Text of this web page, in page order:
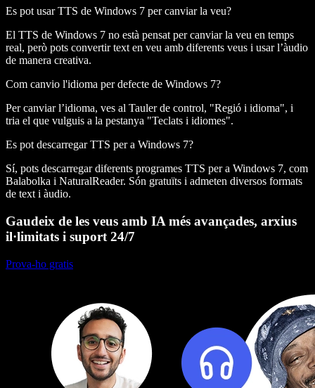
Es pot usar TTS de Windows 7 per canviar la veu?
El TTS de Windows 7 no està pensat per canviar la veu en temps
real, però pots convertir text en veu amb diferents veus i usar l’àudio
de manera creativa.
Com canvio l'idioma per defecte de Windows 7?
Per canviar l’idioma, ves al Tauler de control, "Regió i idioma", i
tria el que vulguis a la pestanya "Teclats i idiomes".
Es pot descarregar TTS per a Windows 7?
Sí, pots descarregar diferents programes TTS per a Windows 7, com
Balabolka i NaturalReader. Són gratuïts i admeten diversos formats
de text i àudio.
Gaudeix de les veus amb IA més avançades, arxius
il·limitats i suport 24/7
Prova-ho gratis